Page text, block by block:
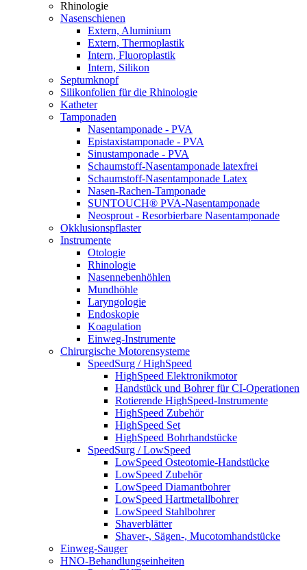
Rhinologie
Nasenschienen
Extern, Aluminium
Extern, Thermoplastik
Intern, Fluoroplastik
Intern, Silikon
Septumknopf
Silikonfolien für die Rhinologie
Katheter
Tamponaden
Nasentamponade - PVA
Epistaxistamponade - PVA
Sinustamponade - PVA
Schaumstoff-Nasentamponade latexfrei
Schaumstoff-Nasentamponade Latex
Nasen-Rachen-Tamponade
SUNTOUCH® PVA-Nasentamponade
Neosprout - Resorbierbare Nasentamponade
Okklusionspflaster
Instrumente
Otologie
Rhinologie
Nasennebenhöhlen
Mundhöhle
Laryngologie
Endoskopie
Koagulation
Einweg-Instrumente
Chirurgische Motorensysteme
SpeedSurg / HighSpeed
HighSpeed Elektronikmotor
Handstück und Bohrer für CI-Operationen
Rotierende HighSpeed-Instrumente
HighSpeed Zubehör
HighSpeed Set
HighSpeed Bohrhandstücke
SpeedSurg / LowSpeed
LowSpeed Osteotomie-Handstücke
LowSpeed Zubehör
LowSpeed Diamantbohrer
LowSpeed Hartmetallbohrer
LowSpeed Stahlbohrer
Shaverblätter
Shaver-, Sägen-, Mucotomhandstücke
Einweg-Sauger
HNO-Behandlungseinheiten